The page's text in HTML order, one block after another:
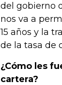
del gobierno
nos va a
15 años y la
de la tasa de
¿Cómo les
cartera?